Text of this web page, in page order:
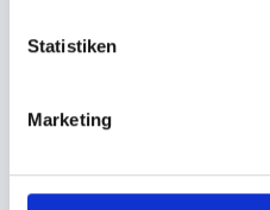
Statistiken
Marketing
Flachbeutel, Polybeutel LDPE
transparent, geblockt
22,39 €
In den Warenkorb